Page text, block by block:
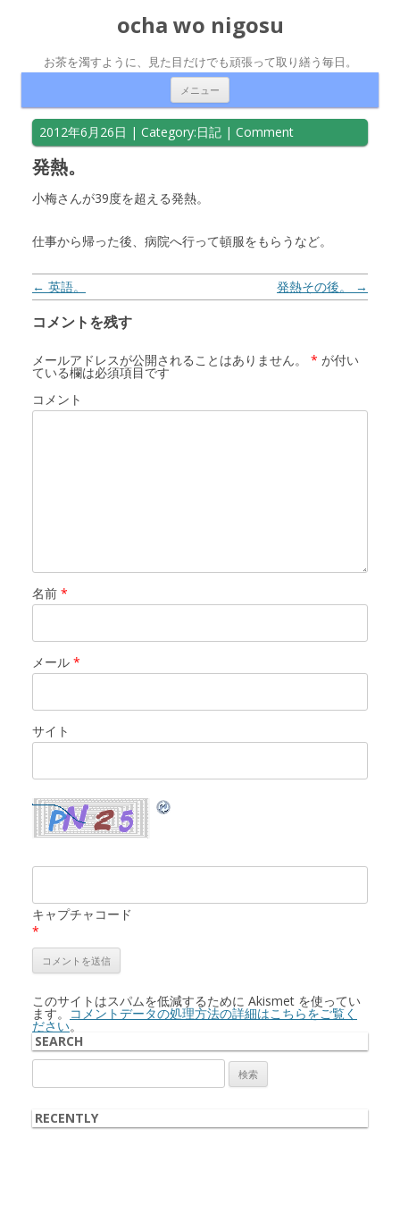
ocha wo nigosu
お茶を濁すように、見た目だけでも頑張って取り繕う毎日。
メニュー
2012年6月26日 | Category:日記 | Comment
発熱。
小梅さんが39度を超える発熱。
仕事から帰った後、病院へ行って頓服をもらうなど。
投稿ナビゲーション 発熱その後。 →
← 英語。
コメントを残す
メールアドレスが公開されることはありません。 * が付い
ている欄は必須項目です
コメント
名前 *
メール *
サイト
キャプチャコード
*
このサイトはスパムを低減するために Akismet を使ってい
ます。 コメントデータの処理方法の詳細はこちらをご覧く
ださい。
SEARCH
索:
RECENTLY